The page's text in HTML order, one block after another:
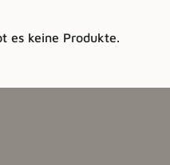
es keine Produkte.